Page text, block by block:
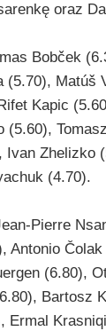
oraz
Bobček
(5.70), Matúš
Kapic
(5.60),
Ivan Zhelizko
(4.70).
Pierre
Antonio
(6.80),
Bartosz
Ermal